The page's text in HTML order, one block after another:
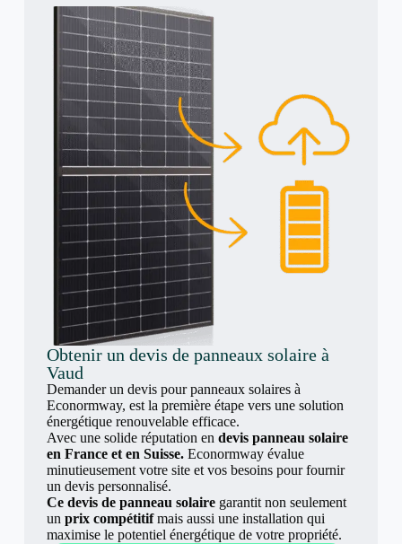
Obtenir un devis de panneaux solaire à
Vaud
Demander un devis pour panneaux solaires à
Econormway, est la première étape vers une solution
énergétique renouvelable efficace.
Avec une solide réputation en devis panneau solaire
en France et en Suisse.Econormway évalue
minutieusement votre site et vos besoins pour fournir
un devis personnalisé.
Ce devis de panneau solairegarantit non seulement
un prix compétitifmais aussi une installation qui
maximise le potentiel énergétique de votre propriété.